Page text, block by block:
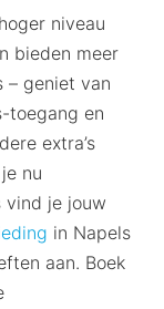
niveau
bieden meer
– geniet van
toegang en
extra’s
nu
vind je jouw
in Napels
aan. Boek